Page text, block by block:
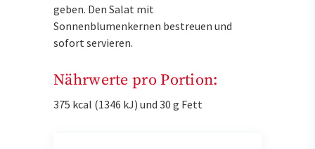
geben. Den Salat mit
Sonnenblumenkernen bestreuen und
sofort servieren.
Nährwerte pro Portion:
375 kcal (1346 kJ) und 30 g Fett